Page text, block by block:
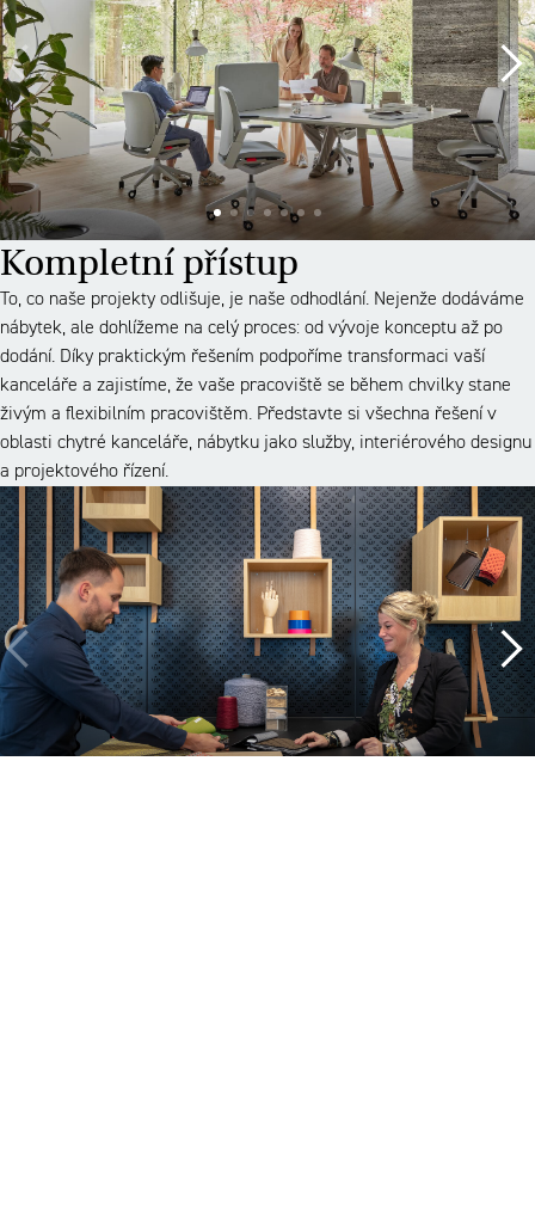
Kompletní přístup
To, co naše projekty odlišuje, je naše odhodlání. Nejenže dodáváme
nábytek, ale dohlížeme na celý proces: od vývoje konceptu až po
dodání. Díky praktickým řešením podpoříme transformaci vaší
kanceláře a zajistíme, že vaše pracoviště se během chvilky stane
živým a flexibilním pracovištěm. Představte si všechna řešení v
oblasti chytré kanceláře, nábytku jako služby, interiérového designu
a projektového řízení.